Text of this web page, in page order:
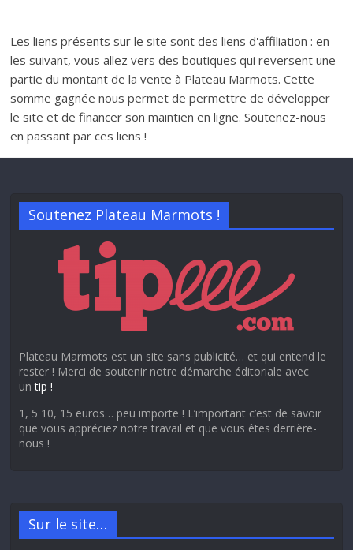
Les liens présents sur le site sont des liens d'affiliation : en
les suivant, vous allez vers des boutiques qui reversent une
partie du montant de la vente à Plateau Marmots. Cette
somme gagnée nous permet de permettre de développer
le site et de financer son maintien en ligne. Soutenez-nous
en passant par ces liens !
Soutenez Plateau Marmots !
Plateau Marmots est un site sans publicité… et qui entend le
rester ! Merci de soutenir notre démarche éditoriale avec
untip !
1, 5 10, 15 euros… peu importe ! L’important c’est de savoir
que vous appréciez notre travail et que vous êtes derrière-
nous !
Sur le site…